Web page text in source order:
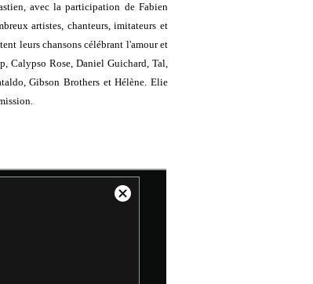
avec la participation de Fabien
artistes, chanteurs, imitateurs et
leurs chansons célébrant l'amour et
Calypso Rose, Daniel Guichard, Tal,
Gibson Brothers et Hélène. Elie